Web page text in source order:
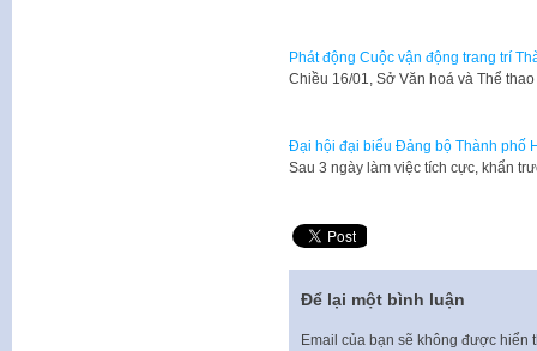
Phát động Cuộc vận động trang trí
Chiều 16/01, Sở Văn hoá và Thể
Đại hội đại biểu Đảng bộ Thành phố
​Sau 3 ngày làm việc tích cực, khẩn
Để lại một bình luận
Email của bạn sẽ không được hiển